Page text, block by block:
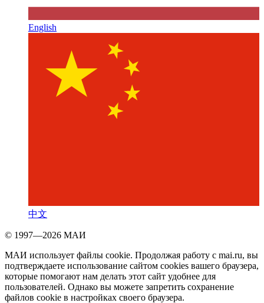
English
中文
© 1997—2026 МАИ
МАИ использует файлы cookie. Продолжая работу с mai.ru, вы
подтверждаете использование сайтом cookies вашего браузера,
которые помогают нам делать этот сайт удобнее для
пользователей. Однако вы можете запретить сохранение
файлов cookie в настройках своего браузера.